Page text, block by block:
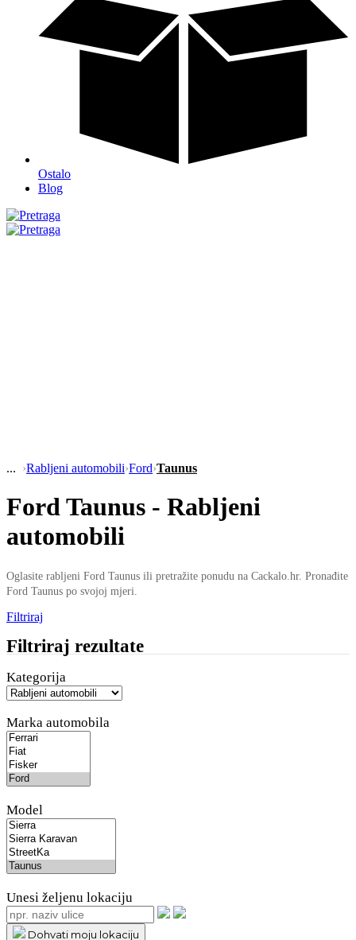
Ostalo
Blog
›Rabljeni automobili›Ford›Taunus
Ford Taunus - Rabljeni
automobili
Oglasite rabljeni Ford Taunus ili pretražite ponudu na Cackalo.hr. Pronađite
Ford Taunus po svojoj mjeri.
Filtriraj
Filtriraj rezultate
Kategorija
Marka automobila
Model
Unesi željenu lokaciju
Dohvati moju lokaciju